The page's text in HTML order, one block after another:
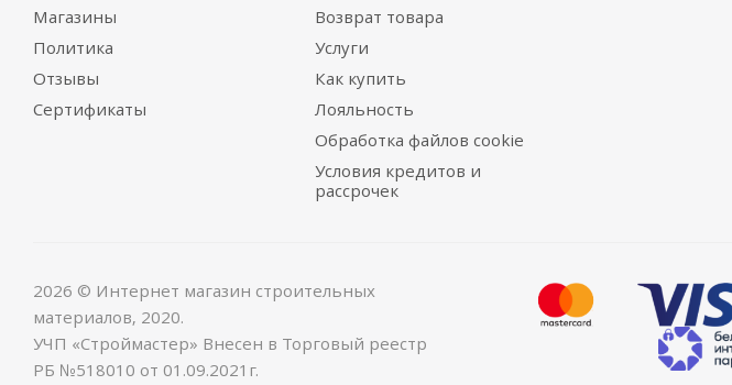
Магазины
Политика
Отзывы
Сертификаты
Возврат товара
Услуги
Как купить
Лояльность
Обработка файлов cookie
Условия кредитов и
рассрочек
2026 © Интернет магазин строительных
материалов, 2020.
УЧП «Строймастер» Внесен в Торговый реестр
РБ №518010 от 01.09.2021г.